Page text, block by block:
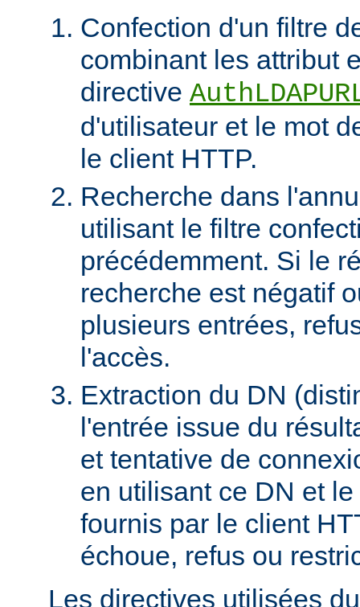
Confection d'un filtre
combinant les attribut
directive
d'utilisateur et le mot
le client HTTP.
Recherche dans
utilisant le filtre
précédemment. Si le
recherche est négatif
plusieurs entrées,
l'accès.
Extraction du DN
l'entrée issue du
et tentative de
en utilisant ce DN et
fournis par le client
échoue, refus ou
Les directives utilisées